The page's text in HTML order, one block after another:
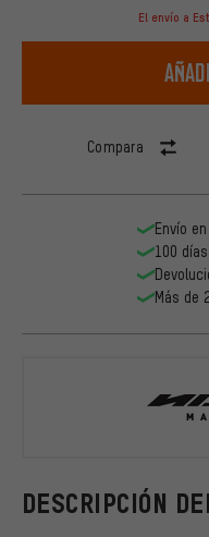
El envío a
Compara
DESCRIPCIÓN
Envío
100
Más de